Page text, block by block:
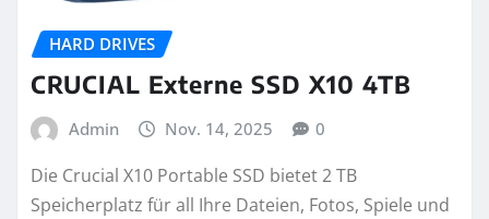
HARD DRIVES
CRUCIAL Externe SSD X10 4TB
Admin Nov. 14, 2025 0
Die Crucial X10 Portable SSD bietet 2 TB
Speicherplatz für all Ihre Dateien, Fotos, Spiele und